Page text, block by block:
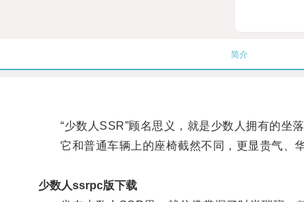
简介
“少数人SSR”顾名思义，就是少数人拥有的坐落
它和普通车辆上的座椅截然不同，更显贵气、华
少数人ssrpc版下载